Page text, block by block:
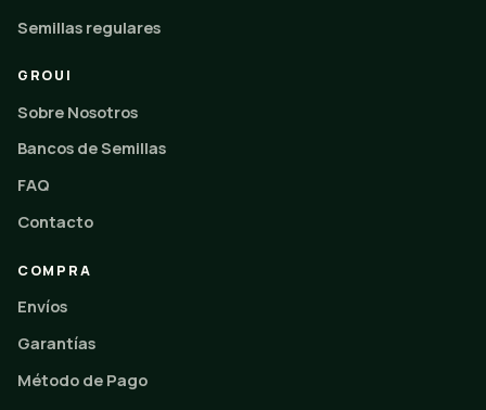
Semillas regulares
GROUI
Sobre Nosotros
Bancos de Semillas
FAQ
Contacto
COMPRA
Envíos
Garantías
Método de Pago